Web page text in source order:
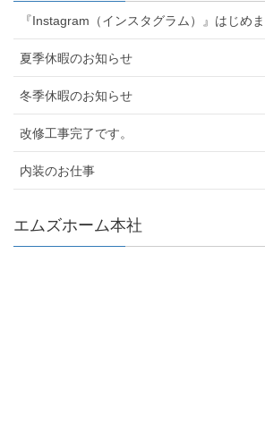
『Instagram（インスタグラム）』はじめま
夏季休暇のお知らせ
冬季休暇のお知らせ
改修工事完了です。
内装のお仕事
エムズホーム本社